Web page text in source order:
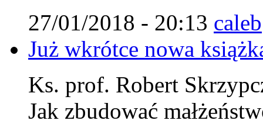
27/01/2018 - 20:13 caleb
Już wkrótce nowa
Ks. prof. Robert
Jak zbudować